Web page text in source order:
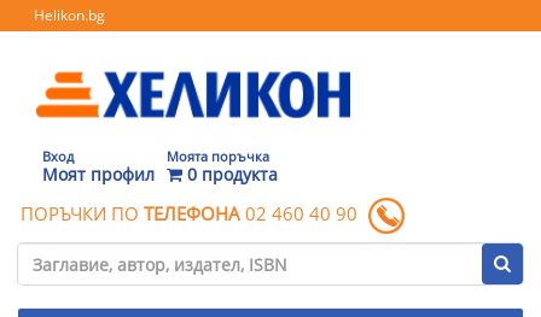
Helikon.bg
Вход
Моят профил
Моята поръчка
0 продукта
ПОРЪЧКИ ПО ТЕЛЕФОНА 02 460 40 90